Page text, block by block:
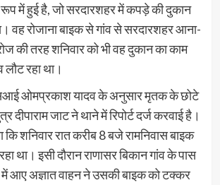
रूप में हुई है, जो सरदारशहर में कपड़े की दुकान
वह रोजाना बाइक से गांव से सरदारशहर आना-
की तरह शनिवार को भी वह दुकान का काम
रहा था।
ओमप्रकाश यादव के अनुसार मृतक के छोटे
जाट ने थाने में रिपोर्ट दर्ज करवाई है।
कि शनिवार रात करीब 8 बजे रामनिवास बाइक
था। इसी दौरान राणासर बिकान गांव के पास
आए अज्ञात वाहन ने उसकी बाइक को टक्कर